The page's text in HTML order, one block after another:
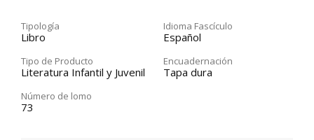
Tipología
Libro
Idioma Fascículo
Español
Tipo de Producto
Literatura Infantil y Juvenil
Encuadernación
Tapa dura
Número de lomo
73